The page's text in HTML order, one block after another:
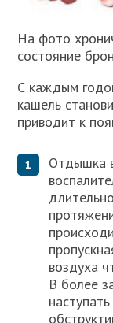
На фото
состояние
С каждым
кашель
приводит к
Отдышка
воздуха
В более